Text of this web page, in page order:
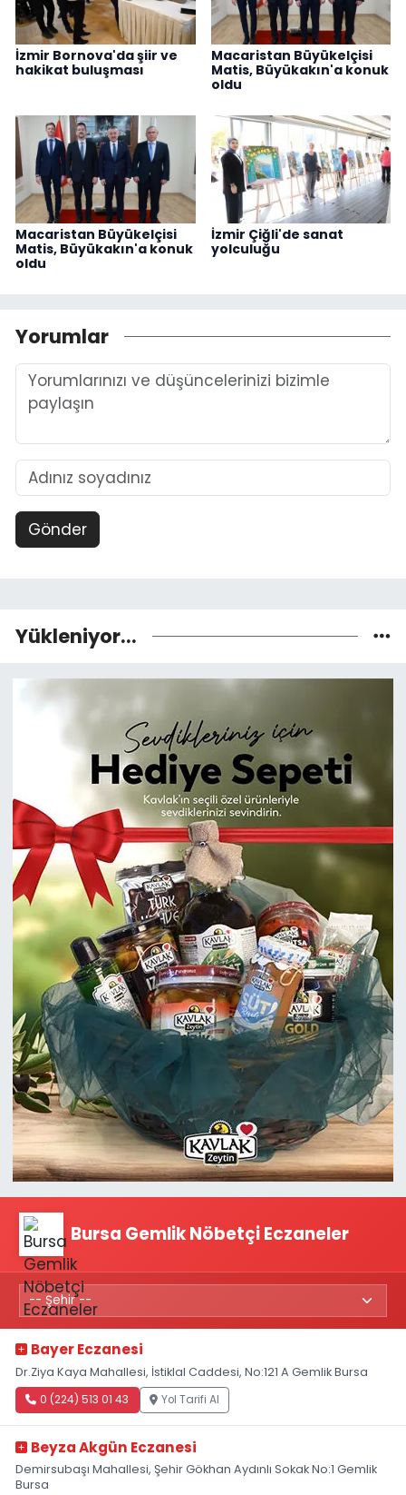
İzmir Bornova'da şiir ve
hakikat buluşması
Macaristan Büyükelçisi
Matis, Büyükakın'a konuk
oldu
Macaristan Büyükelçisi
Matis, Büyükakın'a konuk
oldu
İzmir Çiğli'de sanat
yolculuğu
Yorumlar
Gönder
Yükleniyor...
Bursa Gemlik Nöbetçi Eczaneler
Bayer Eczanesi
Dr.Ziya Kaya Mahallesi, İstiklal Caddesi, No:121 A Gemlik Bursa
0 (224) 513 01 43 Yol Tarifi Al
Beyza Akgün Eczanesi
Demirsubaşı Mahallesi, Şehir Gökhan Aydınlı Sokak No:1 Gemlik
Bursa